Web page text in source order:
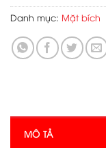
Danh mục: Mặt bích
MÔ TẢ